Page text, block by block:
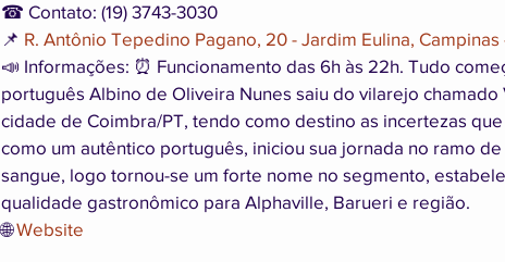
☎ Contato: (19) 3743-3030
📌 R. Antônio Tepedino Pagano, 20 - Jardim Eulina, Campinas
📣 Informações: ⏰ Funcionamento das 6h às 22h. Tudo
português Albino de Oliveira Nunes saiu do vilarejo chamado
cidade de Coimbra/PT, tendo como destino as incertezas
como um autêntico português, iniciou sua jornada no ramo
sangue, logo tornou-se um forte nome no segmento,
qualidade gastronômico para Alphaville, Barueri e região.
🌐 Website